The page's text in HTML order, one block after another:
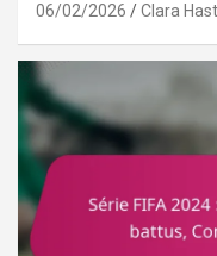
06/02/2026 Clara